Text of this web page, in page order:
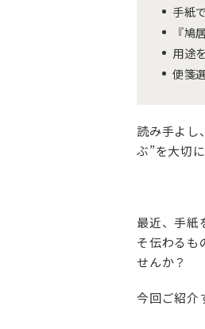
手紙
『鳩
用途
便箋
読み手よし
ぶ”を大切
最近、手紙
そ伝わるも
せんか？
今回ご紹介